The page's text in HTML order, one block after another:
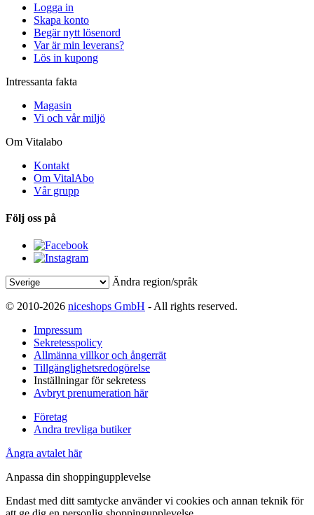
Logga in
Skapa konto
Begär nytt lösenord
Var är min leverans?
Lös in kupong
Intressanta fakta
Magasin
Vi och vår miljö
Om Vitalabo
Kontakt
Om VitalAbo
Vår grupp
Följ oss på
Ändra region/språk
© 2010-2026 niceshops GmbH - All rights reserved.
Impressum
Sekretesspolicy
Allmänna villkor och ångerrät
Tillgänglighetsredogörelse
Inställningar för sekretess
Avbryt prenumeration här
Företag
Andra trevliga butiker
Ångra avtalet här
Anpassa din shoppingupplevelse
Endast med ditt samtycke använder vi cookies och annan teknik för